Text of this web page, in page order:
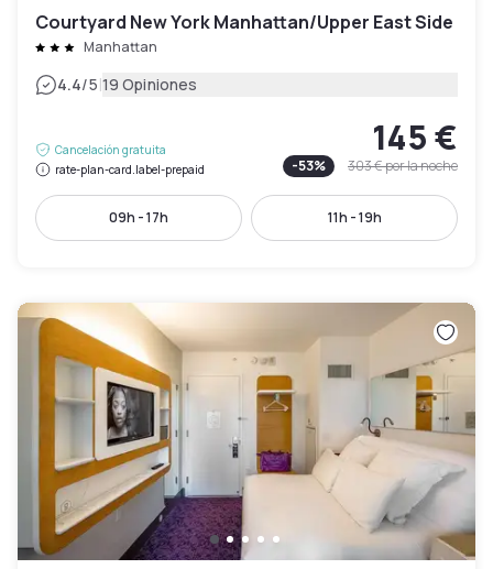
Courtyard New York Manhattan/Upper East Side
Manhattan
4.4/5|19 Opiniones
Cancelación gratuita
rate-plan-card.label-prepaid
145 €
-53% 303 €por la noche
09h - 17h 11h - 19h